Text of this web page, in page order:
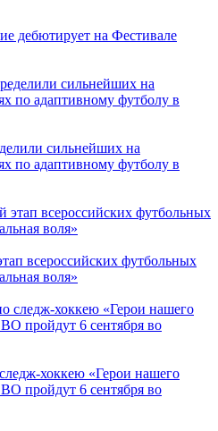
дебютирует на Фестивале
сильнейших на
по адаптивному футболу в
всероссийских футбольных
воля»
хоккею «Герои нашего
пройдут 6 сентября во